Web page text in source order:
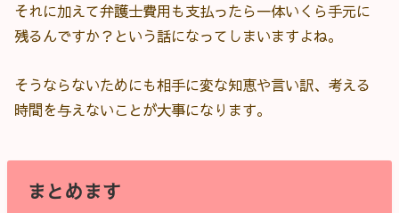
それに加えて弁護士費用も支払ったら一体いくら手元に
残るんですか？という話になってしまいますよね。
そうならないためにも相手に変な知恵や言い訳、考える
時間を与えないことが大事になります。
まとめます